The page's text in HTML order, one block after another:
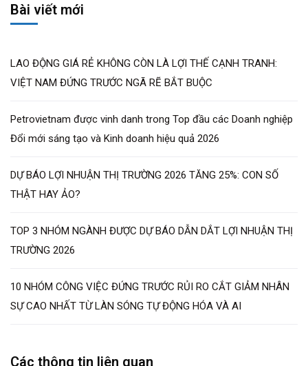
Bài viết mới
LAO ĐỘNG GIÁ RẺ KHÔNG CÒN LÀ LỢI THẾ CẠNH TRANH:
VIỆT NAM ĐỨNG TRƯỚC NGÃ RẼ BẮT BUỘC
Petrovietnam được vinh danh trong Top đầu các Doanh nghiệp
Đổi mới sáng tạo và Kinh doanh hiệu quả 2026
DỰ BÁO LỢI NHUẬN THỊ TRƯỜNG 2026 TĂNG 25%: CON SỐ
THẬT HAY ẢO?
TOP 3 NHÓM NGÀNH ĐƯỢC DỰ BÁO DẪN DẮT LỢI NHUẬN THỊ
TRƯỜNG 2026
10 NHÓM CÔNG VIỆC ĐỨNG TRƯỚC RỦI RO CẮT GIẢM NHÂN
SỰ CAO NHẤT TỪ LÀN SÓNG TỰ ĐỘNG HÓA VÀ AI
Các thông tin liên quan